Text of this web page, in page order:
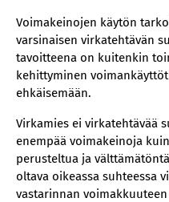
Voimakeinojen käytön
varsinaisen virkatehtävän
tavoitteena on kuitenkin
kehittyminen
ehkäisemään.
Virkamies ei virkatehtävää
enempää voimakeinoja
perusteltua ja
oltava oikeassa suhteessa
vastarinnan